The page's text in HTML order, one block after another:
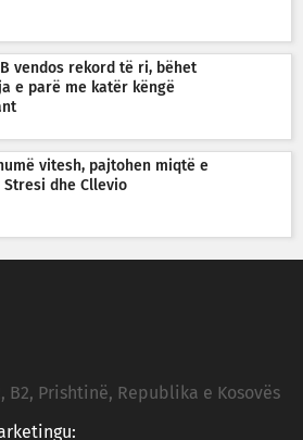
vendos rekord të ri, bëhet
e parë me katër këngë
vitesh, pajtohen miqtë e
dhe Cllevio
B2, Prishtinë, Republika e Kosovës